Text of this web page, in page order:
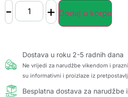
- + Dodaj u korpu
Dostava u roku 2-5 radnih dana
Ne vrijedi za narudžbe vikendom i
su informativni i proizlaze iz
Besplatna dostava za narudžbe